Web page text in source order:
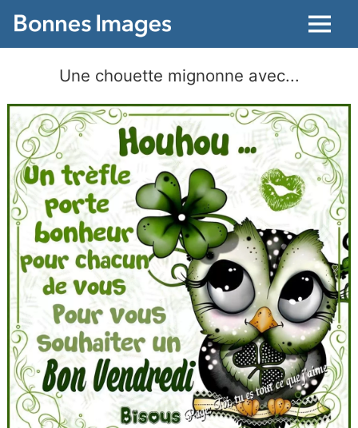
Menu
Une chouette mignonne avec...